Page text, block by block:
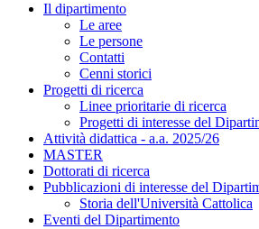
Il dipartimento
Le aree
Le persone
Contatti
Cenni storici
Progetti di ricerca
Linee prioritarie di ricerca
Progetti di interesse del
Attività didattica - a.a. 2025/26
MASTER
Dottorati di ricerca
Pubblicazioni di interesse del
Storia dell'Università Cattolica
Eventi del Dipartimento